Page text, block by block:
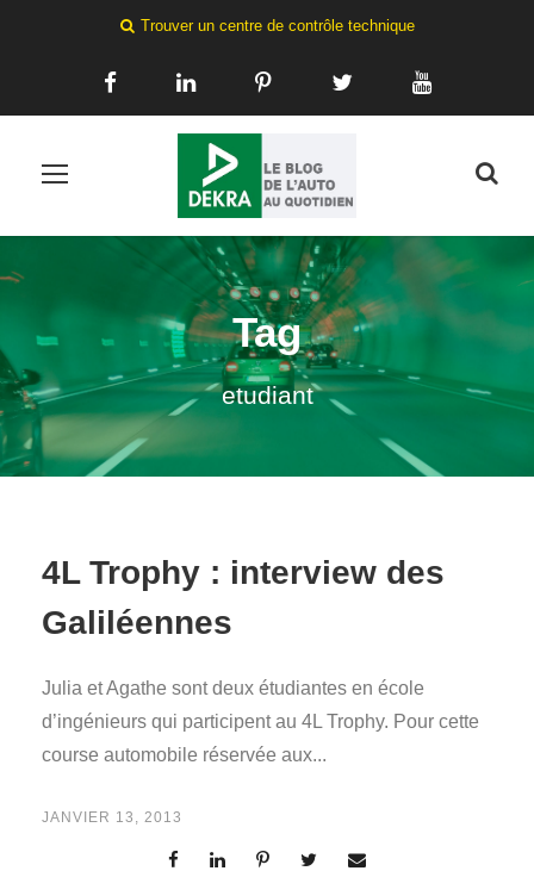
Trouver un centre de contrôle technique
Tag
etudiant
4L Trophy : interview des
Galiléennes
Julia et Agathe sont deux étudiantes en école
d’ingénieurs qui participent au 4L Trophy. Pour cette
course automobile réservée aux...
JANVIER 13, 2013